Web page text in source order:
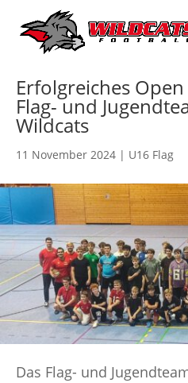
Erfolgreiches
Flag- und
Wildcats
11 November 2024 | U16 Flag
Das Flag- und